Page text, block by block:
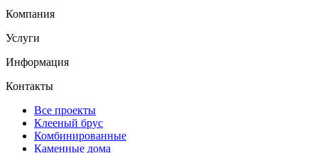
Компания
Услуги
Информация
Контакты
Все проекты
Клееный брус
Комбинированные
Каменные дома